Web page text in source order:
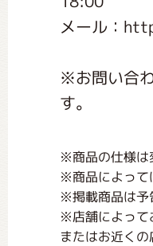
メール：
※お問い合
す。
※商品の仕様は
※商品によって
※掲載商品は予
※店舗によって
またはお近くの